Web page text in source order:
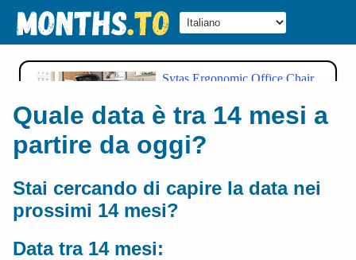
Quale data è tra 14 mesi a
partire da oggi?
Stai cercando di capire la data nei
prossimi 14 mesi?
Data tra 14 mesi: